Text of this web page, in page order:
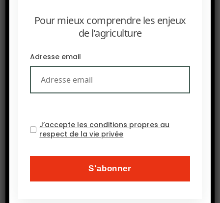
Pour mieux comprendre les enjeux
de l’agriculture
Adresse email
J’accepte les conditions propres au
respect de la vie privée